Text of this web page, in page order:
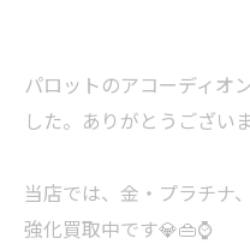
パロットのアコーディオ
した。ありがとうござい
当店では、金・プラチナ
強化買取中です💎👜⌚